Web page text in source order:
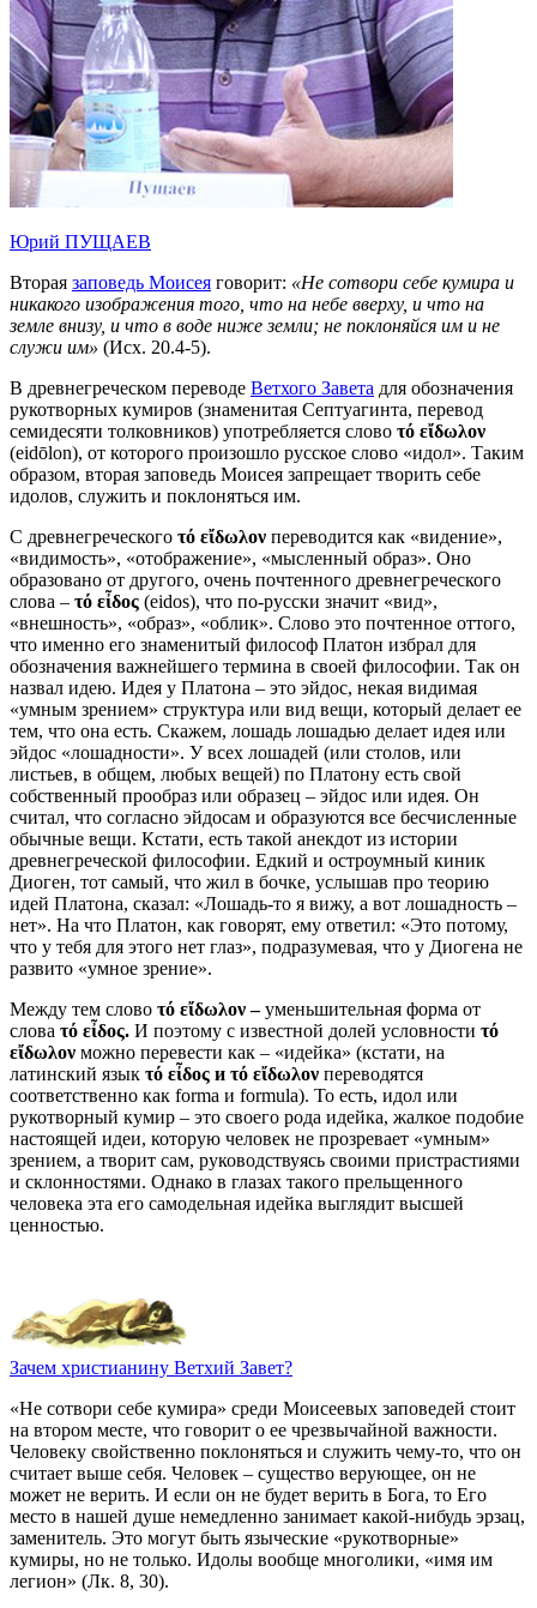
Юрий ПУЩАЕВ
Вторая заповедь Моисея говорит: «Не сотвори себе кумира и
никакого изображения того, что на небе вверху, и что на
земле внизу, и что в воде ниже земли; не поклоняйся им и не
служи им» (Исх. 20.4-5).
В древнегреческом переводе Ветхого Завета для обозначения
рукотворных кумиров (знаменитая Септуагинта, перевод
семидесяти толковников) употребляется слово τό εἴδωλον
(eidōlon), от которого произошло русское слово «идол». Таким
образом, вторая заповедь Моисея запрещает творить себе
идолов, служить и поклоняться им.
С древнегреческого τό εἴδωλον переводится как «видение»,
«видимость», «отображение», «мысленный образ». Оно
образовано от другого, очень почтенного древнегреческого
слова – τό εἶδος (eidos), что по-русски значит «вид»,
«внешность», «образ», «облик». Слово это почтенное оттого,
что именно его знаменитый философ Платон избрал для
обозначения важнейшего термина в своей философии. Так он
назвал идею. Идея у Платона – это эйдос, некая видимая
«умным зрением» структура или вид вещи, который делает ее
тем, что она есть. Скажем, лошадь лошадью делает идея или
эйдос «лошадности». У всех лошадей (или столов, или
листьев, в общем, любых вещей) по Платону есть свой
собственный прообраз или образец – эйдос или идея. Он
считал, что согласно эйдосам и образуются все бесчисленные
обычные вещи. Кстати, есть такой анекдот из истории
древнегреческой философии. Едкий и остроумный киник
Диоген, тот самый, что жил в бочке, услышав про теорию
идей Платона, сказал: «Лошадь-то я вижу, а вот лошадность –
нет». На что Платон, как говорят, ему ответил: «Это потому,
что у тебя для этого нет глаз», подразумевая, что у Диогена не
развито «умное зрение».
Между тем слово τό εἴδωλον–уменьшительная форма от
слова τό εἶδος. И поэтому с известной долей условности τό
εἴδωλον можно перевести как – «идейка» (кстати, на
латинский язык τό εἶδος и τό εἴδωλον переводятся
соответственно как forma и formula). То есть, идол или
рукотворный кумир – это своего рода идейка, жалкое подобие
настоящей идеи, которую человек не прозревает «умным»
зрением, а творит сам, руководствуясь своими пристрастиями
и склонностями. Однако в глазах такого прельщенного
человека эта его самодельная идейка выглядит высшей
ценностью.
Зачем христианину Ветхий Завет?
«Не сотвори себе кумира» среди Моисеевых заповедей стоит
на втором месте, что говорит о ее чрезвычайной важности.
Человеку свойственно поклоняться и служить чему-то, что он
считает выше себя. Человек – существо верующее, он не
может не верить. И если он не будет верить в Бога, то Его
место в нашей душе немедленно занимает какой-нибудь эрзац,
заменитель. Это могут быть языческие «рукотворные»
кумиры, но не только. Идолы вообще многолики, «имя им
легион» (Лк. 8, 30).